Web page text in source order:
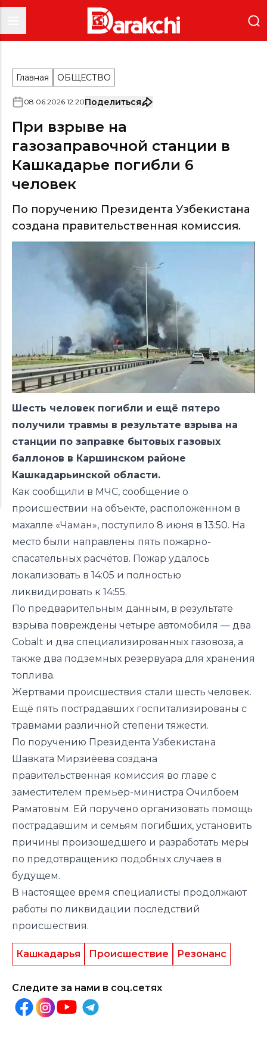
Главная ОБЩЕСТВО
08.06.2026 12:20Поделиться
При взрыве на
газозаправочной станции в
Кашкадарье погибли 6
человек
По поручению Президента Узбекистана
создана правительственная комиссия.
Шесть человек погибли и ещё пятеро
получили травмы в результате взрыва на
станции по заправке бытовых газовых
баллонов в Каршинском районе
Кашкадарьинской области.
Как сообщили в МЧС, сообщение о
происшествии на объекте, расположенном в
махалле «Чаман», поступило 8 июня в 13:50. На
место были направлены пять пожарно-
спасательных расчётов. Пожар удалось
локализовать в 14:05 и полностью
ликвидировать к 14:55.
По предварительным данным, в результате
взрыва повреждены четыре автомобиля — два
Cobalt и два специализированных газовоза, а
также два подземных резервуара для хранения
топлива.
Жертвами происшествия стали шесть человек.
Ещё пять пострадавших госпитализированы с
травмами различной степени тяжести.
По поручению Президента Узбекистана
Шавката Мирзиёева создана
правительственная комиссия во главе с
заместителем премьер-министра Очилбоем
Раматовым. Ей поручено организовать помощь
пострадавшим и семьям погибших, установить
причины произошедшего и разработать меры
по предотвращению подобных случаев в
будущем.
В настоящее время специалисты продолжают
работы по ликвидации последствий
происшествия.
Кашкадарья Происшествие Резонанс
Следите за нами в соц.сетях